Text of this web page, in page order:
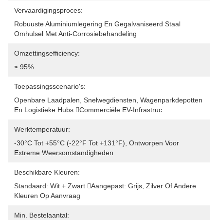
Vervaardigingsproces:
Robuuste Aluminiumlegering En Gegalvaniseerd Staal
Omhulsel Met Anti-Corrosiebehandeling
Omzettingsefficiency:
≥ 95%
Toepassingsscenario's:
Openbare Laadpalen, Snelwegdiensten, Wagenparkdepotten
En Logistieke Hubs commerciële EV-Infrastruc
Werktemperatuur:
-30°C Tot +55°C (-22°F Tot +131°F), Ontworpen Voor
Extreme Weersomstandigheden
Beschikbare Kleuren:
Standaard: Wit + Zwart Aangepast: Grijs, Zilver Of Andere
Kleuren Op Aanvraag
Min. Bestelaantal: